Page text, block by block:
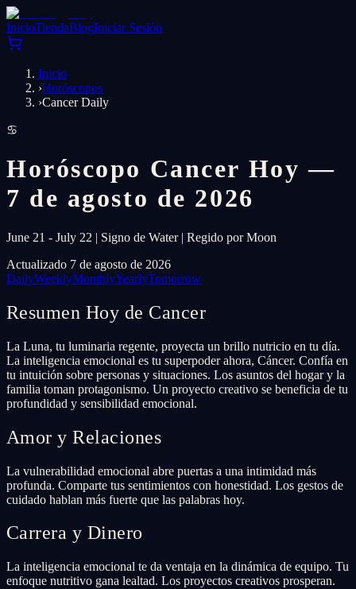
InicioTiendaBlogIniciar Sesión
Inicio
›Horóscopos
›Cancer Daily
♋
Horóscopo Cancer Hoy —
7 de agosto de 2026
June 21 - July 22 | Signo de Water | Regido por Moon
Actualizado 7 de agosto de 2026
DailyWeeklyMonthlyYearlyTomorrow
Resumen Hoy de Cancer
La Luna, tu luminaria regente, proyecta un brillo nutricio en tu día.
La inteligencia emocional es tu superpoder ahora, Cáncer. Confía en
tu intuición sobre personas y situaciones. Los asuntos del hogar y la
familia toman protagonismo. Un proyecto creativo se beneficia de tu
profundidad y sensibilidad emocional.
Amor y Relaciones
La vulnerabilidad emocional abre puertas a una intimidad más
profunda. Comparte tus sentimientos con honestidad. Los gestos de
cuidado hablan más fuerte que las palabras hoy.
Carrera y Dinero
La inteligencia emocional te da ventaja en la dinámica de equipo. Tu
enfoque nutritivo gana lealtad. Los proyectos creativos prosperan.